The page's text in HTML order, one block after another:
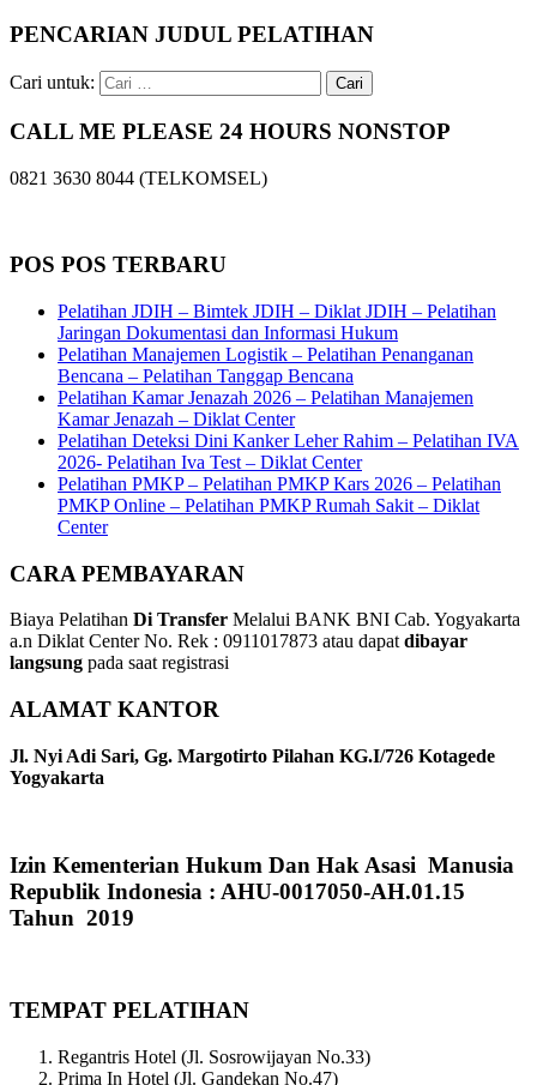
PENCARIAN JUDUL PELATIHAN
Cari untuk:
CALL ME PLEASE 24 HOURS NONSTOP
0821 3630 8044 (TELKOMSEL)
POS POS TERBARU
Pelatihan JDIH – Bimtek JDIH – Diklat JDIH – Pelatihan
Jaringan Dokumentasi dan Informasi Hukum
Pelatihan Manajemen Logistik – Pelatihan Penanganan
Bencana – Pelatihan Tanggap Bencana
Pelatihan Kamar Jenazah 2026 – Pelatihan Manajemen
Kamar Jenazah – Diklat Center
Pelatihan Deteksi Dini Kanker Leher Rahim – Pelatihan IVA
2026- Pelatihan Iva Test – Diklat Center
Pelatihan PMKP – Pelatihan PMKP Kars 2026 – Pelatihan
PMKP Online – Pelatihan PMKP Rumah Sakit – Diklat
Center
CARA PEMBAYARAN
Biaya Pelatihan Di Transfer Melalui BANK BNI Cab. Yogyakarta
a.n Diklat Center No. Rek : 0911017873 atau dapatdibayar
langsung pada saat registrasi
ALAMAT KANTOR
Jl. Nyi Adi Sari, Gg. Margotirto Pilahan KG.I/726 Kotagede
Yogyakarta
Izin Kementerian Hukum Dan Hak Asasi Manusia
Republik Indonesia : AHU-0017050-AH.01.15
Tahun 2019
TEMPAT PELATIHAN
Regantris Hotel (Jl. Sosrowijayan No.33)
Prima In Hotel (Jl. Gandekan No.47)